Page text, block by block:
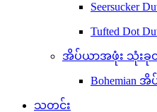
Seersucker
Tufted Dot
အိပ်ယာအဖုံး သုံးခု
Bohemian အိ
သတင်း